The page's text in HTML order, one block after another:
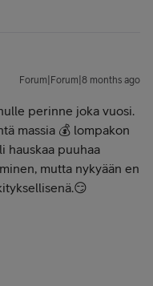
Forum|Forum|8 months ago
perinne joka vuosi.
massia 💰 lompakon
hauskaa puuhaa
mutta nykyään en